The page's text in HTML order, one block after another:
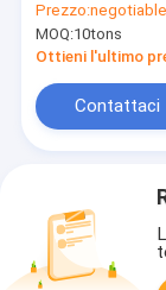
Prezzo:negotiable
MOQ:10tons
Ottieni l'ultimo
Contattaci